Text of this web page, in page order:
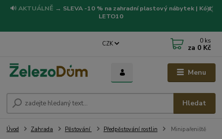
🔊 AKTUÁLNĚ → SLEVA -10 % na zahradní plastový nábytek | Kód:
LETO10
Menu
CZK
Hledat
0 ks
za 0 Kč
Úvod Zahrada Pěstování Předpěstování rostlin Minipařeniště